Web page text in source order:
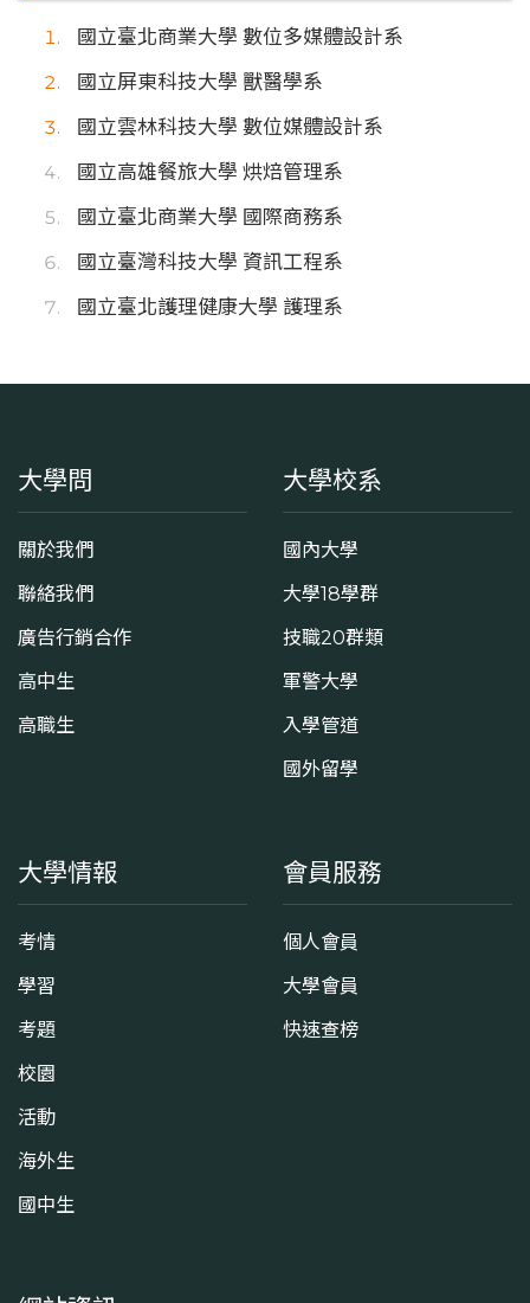
國立臺北商業大學 數位多媒體設計系
國立屏東科技大學 獸醫學系
國立雲林科技大學 數位媒體設計系
國立高雄餐旅大學 烘焙管理系
國立臺北商業大學 國際商務系
國立臺灣科技大學 資訊工程系
國立臺北護理健康大學 護理系
大學問
關於我們
聯絡我們
廣告行銷合作
高中生
高職生
大學校系
國內大學
大學18學群
技職20群類
軍警大學
入學管道
國外留學
大學情報
考情
學習
考題
校園
活動
海外生
國中生
會員服務
個人會員
大學會員
快速查榜